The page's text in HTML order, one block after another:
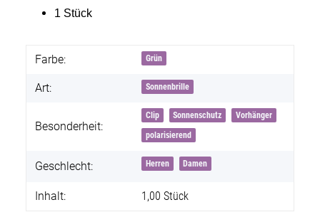
1 Stück
Farbe: Grün
Art: Sonnenbrille
Besonderheit:
Clip Sonnenschutz
Vorhänger
polarisierend
Geschlecht: Herren Damen
Inhalt: 1,00 Stück